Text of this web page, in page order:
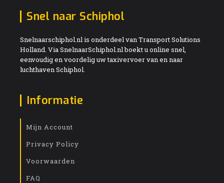
Snel naar Schiphol
Snelnaarschiphol.nl is onderdeel van Transport Solutions
Holland. Via SnelnaarSchiphol.nl boekt u online snel,
eenvoudig en voordelig uw taxivervoer van en naar
luchthaven Schiphol.
Informatie
Mijn Account
Privacy Policy
Voorwaarden
FAQ